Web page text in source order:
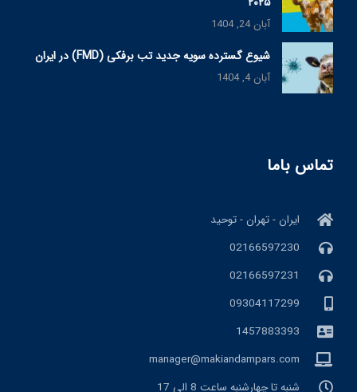
آبان 24, 1404
شیوع گسترده سویه جدید تب برفکی (FMD) در ایران
آبان 4, 1404
تماس باما
ایران - تهران - توحید
02166597230
02166597231
09304117299
1457883393
manager@makiandampars.com
شنبه تا چهارشنبه ساعت 8 الی 17